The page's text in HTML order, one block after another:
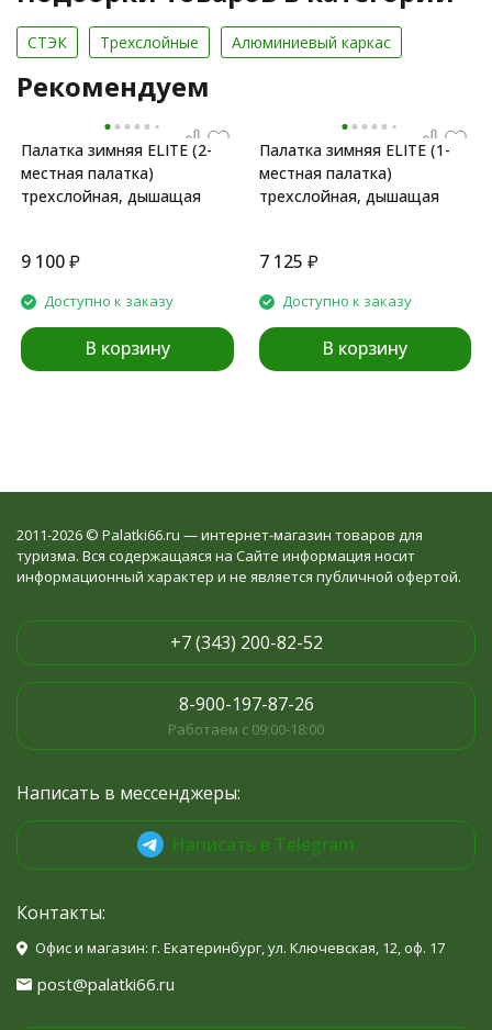
СТЭК Трехслойные Алюминиевый каркас
Рекомендуем
Палатка зимняя ELITE (2-
местная палатка)
трехслойная, дышащая
9 100₽
Доступно к заказу
В корзину
Палатка зимняя ELITE (1-
местная палатка)
трехслойная, дышащая
7 125 ₽
Доступно к заказу
В корзину
2011-2026 © Palatki66.ru — интернет-магазин товаров для
туризма. Вся содержащаяся на Сайте информация носит
информационный характер и не является публичной офертой.
+7 (343) 200-82-52
8-900-197-87-26
Работаем с 09:00-18:00
Написать в мессенджеры:
Написать в Telegram
Контакты:
Офис и магазин: г. Екатеринбург, ул. Ключевская, 12, оф. 17
post@palatki66.ru